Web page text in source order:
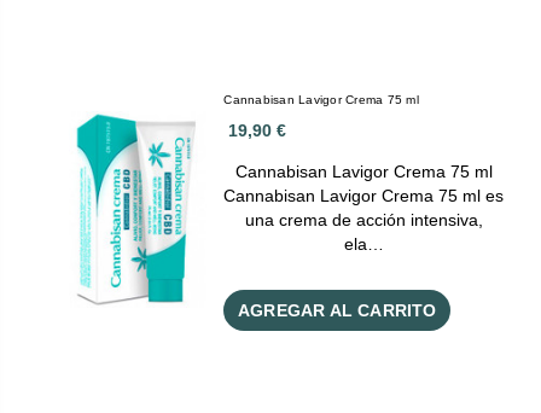
Cannabisan Lavigor Crema 75 ml
19,90 €
Cannabisan Lavigor Crema 75 ml
Cannabisan Lavigor Crema 75 ml es
una crema de acción intensiva,
ela…
AGREGAR AL CARRITO